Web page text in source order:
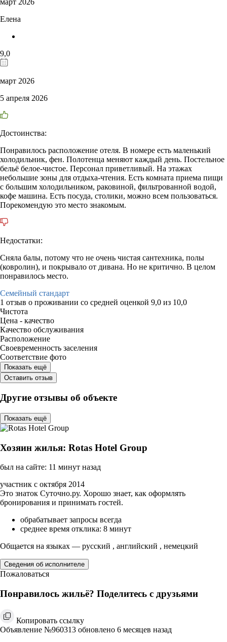
Елена
9,0
март 2026
5 апреля 2026
Достоинства:
Понравилось расположение отеля. В номере есть маленький
холодильник, фен. Полотенца меняют каждый день. Постельное
бельё белое-чистое. Персонал приветливый. На этажах
небольшие зоны для отдыха-чтения. Есть комната приема пищи
с большим холодильником, раковиной, фильтрованной водой,
кофе машина. Есть посуда, столики, можно всем пользоваться.
Порекомендую это место знакомым.
Недостатки:
Сняла балы, потому что не очень чистая сантехника, полы
(ковролин), и покрывало от дивана. Но не критично. В целом
понравилось место.
Семейный стандарт
1 отзыв о проживании со средней оценкой 9,0 из 10,0
Чистота
Цена - качество
Качество обслуживания
Расположение
Своевременность заселения
Соответствие фото
Показать ещё
Оставить отзыв
Другие отзывы об объекте
Показать ещё
Хозяин жилья: Rotas Hotel Group
был на сайте: 11 минут назад
участник с октября 2014
Это знаток Суточно.ру. Хорошо знает, как оформлять
бронирования и принимать гостей.
обрабатывает запросы всегда
среднее время отклика: 8 минут
Общается на языках — русский , английский , немецкий
Сведения об исполнителе
Пожаловаться
Понравилось жильё? Поделитесь с друзьями
Копировать ссылку
Объявление №960313 обновлено 6 месяцев назад